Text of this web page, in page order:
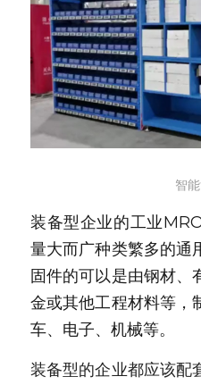
智
装备型企业的工业
量大而广种类繁多的通
固件的可以是由钢材、
金或其他工程材料等，
车、电子、机械等。
装备型的企业都应该配